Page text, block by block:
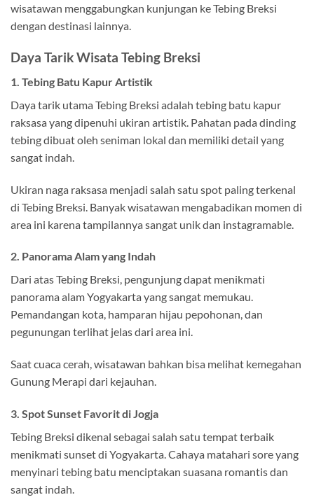
wisatawan menggabungkan kunjungan ke Tebing Breksi
dengan destinasi lainnya.
Daya Tarik Wisata Tebing Breksi
1. Tebing Batu Kapur Artistik
Daya tarik utama Tebing Breksi adalah tebing batu kapur
raksasa yang dipenuhi ukiran artistik. Pahatan pada dinding
tebing dibuat oleh seniman lokal dan memiliki detail yang
sangat indah.
Ukiran naga raksasa menjadi salah satu spot paling terkenal
di Tebing Breksi. Banyak wisatawan mengabadikan momen di
area ini karena tampilannya sangat unik dan instagramable.
2. Panorama Alam yang Indah
Dari atas Tebing Breksi, pengunjung dapat menikmati
panorama alam Yogyakarta yang sangat memukau.
Pemandangan kota, hamparan hijau pepohonan, dan
pegunungan terlihat jelas dari area ini.
Saat cuaca cerah, wisatawan bahkan bisa melihat kemegahan
Gunung Merapi dari kejauhan.
3. Spot Sunset Favorit di Jogja
Tebing Breksi dikenal sebagai salah satu tempat terbaik
menikmati sunset di Yogyakarta. Cahaya matahari sore yang
menyinari tebing batu menciptakan suasana romantis dan
sangat indah.